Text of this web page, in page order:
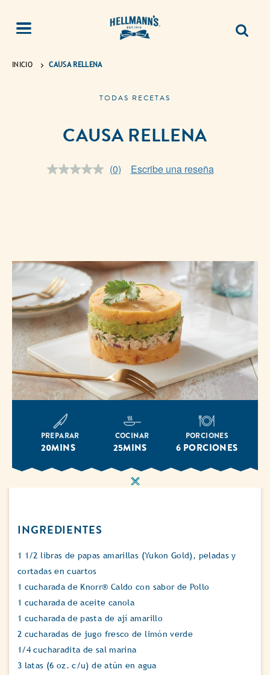
INICIO CAUSA RELLENA
TODAS RECETAS
CAUSA RELLENA
Sin
(0) Escribe una reseña
PREPARAR
20MINS
COCINAR
25MINS
PORCIONES
6 PORCIONES
INGREDIENTES
1 1/2 libras de papas amarillas (Yukon Gold), peladas y
cortadas en cuartos
1 cucharada de Knorr® Caldo con sabor de Pollo
1 cucharada de aceite canola
1 cucharada de pasta de ají amarillo
2 cucharadas de jugo fresco de limón verde
1/4 cucharadita de sal marina
3 latas (6 oz. c/u) de atún en agua